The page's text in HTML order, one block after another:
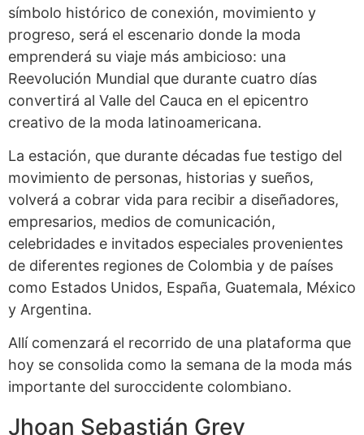
símbolo histórico de conexión, movimiento y
progreso, será el escenario donde la moda
emprenderá su viaje más ambicioso: una
Reevolución Mundial que durante cuatro días
convertirá al Valle del Cauca en el epicentro
creativo de la moda latinoamericana.
La estación, que durante décadas fue testigo del
movimiento de personas, historias y sueños,
volverá a cobrar vida para recibir a diseñadores,
empresarios, medios de comunicación,
celebridades e invitados especiales provenientes
de diferentes regiones de Colombia y de países
como Estados Unidos, España, Guatemala, México
y Argentina.
Allí comenzará el recorrido de una plataforma que
hoy se consolida como la semana de la moda más
importante del suroccidente colombiano.
Jhoan Sebastián Grey